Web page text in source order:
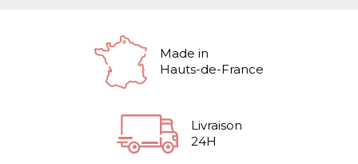
Made in
Hauts-de-France
Livraison
24H